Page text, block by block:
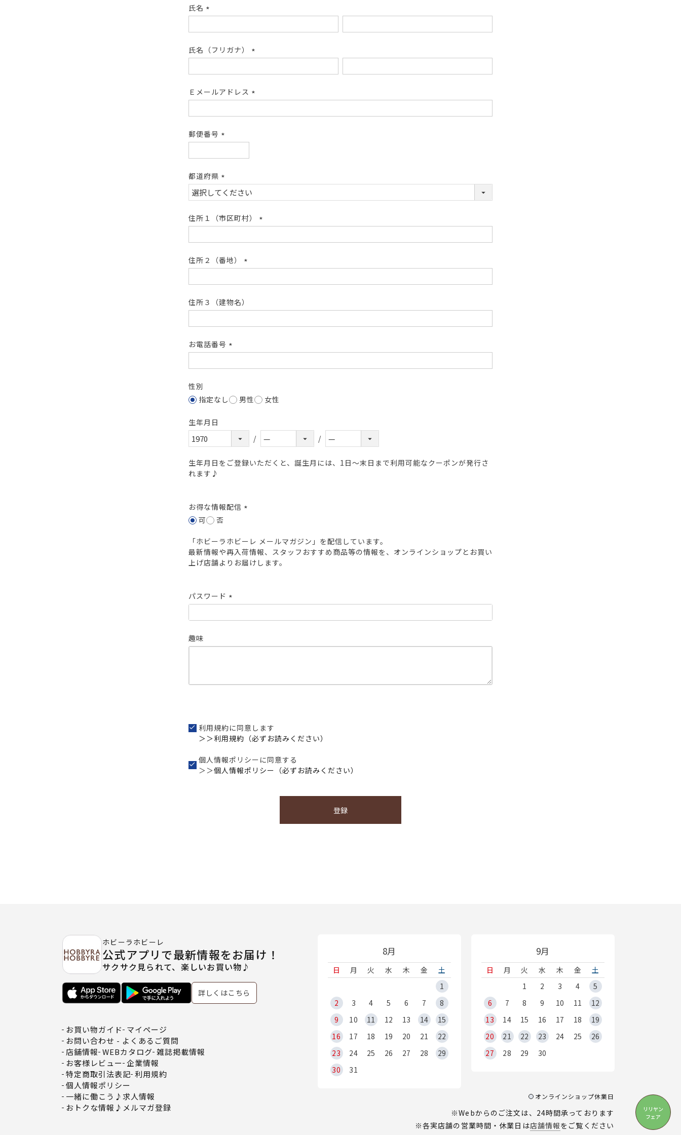
リリヤン
フェア
氏名
須)
氏名（フリガナ）
須)
Ｅメールアドレス
須)
郵便番号
須)
都道府県
(必
須)
住所１（市区町村）
須)
住所２（番地）
須)
住所３（建物名）
お電話番号
須)
性別
指定なし
男性 女性
生年月日
生年月日をご登録いただくと、誕生月には、1日～末日まで利用可能なクーポンが発行さ
れます♪
お得な情報配信
可 否
「ホビーラホビーレ メールマガジン」を配信しています。
最新情報や再入荷情報、スタッフおすすめ商品等の情報を、オンラインショップとお買い
上げ店舗よりお届けします。
パスワード
須)
趣味
利用規約に同意します
＞＞利用規約（必ずお読みください）
個人情報ポリシーに同意する
＞＞個人情報ポリシー（必ずお読みください）
登録
8月
日 月 火 水 木 金
土
1
2
3 4 5 6 7
8
9
10 11 12 13 14
15
16
17 18 19 20 21
22
23
24 25 26 27 28
29
30
31
9月
日 月 火 水 木 金
土
1
2 3 4
5
6
7 8 9 10 11
12
13
14 15 16 17 18
19
20
21 22 23 24 25
26
27
28 29 30
オンラインショップ休業日
※Webからのご注文は、24時間承っております
※各実店舗の営業時間・休業日は店舗情報をご覧ください
ホビーラホビーレ
公式アプリで最新情報をお届け！
サクサク見られて、楽しいお買い物♪
詳しくはこちら
お買い物ガイド マイページ
お問い合わせ - よくあるご質問
店舗情報 WEBカタログ 雑誌掲載情報
お客様レビュー 企業情報
特定商取引法表記 利用規約
個人情報ポリシー
一緒に働こう♪求人情報
おトクな情報♪メルマガ登録